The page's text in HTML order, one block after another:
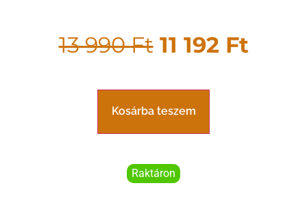
13 990Ft 11 192 Ft
Kosárba teszem
Raktáron